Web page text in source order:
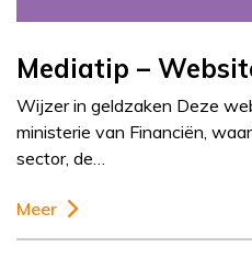
Mediatip –
Wijzer in geldzaken Deze
ministerie van Financiën,
sector, de…
Meer